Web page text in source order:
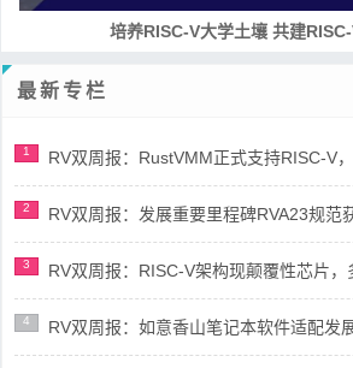
培养RISC-V大学土壤 共建
最新专栏
1 RV双周报：RustVMM正式支持RISC-V
2 RV双周报：发展重要里程碑RVA23规
3 RV双周报：RISC-V架构现颠覆性芯片
4 RV双周报：如意香山笔记本软件适配